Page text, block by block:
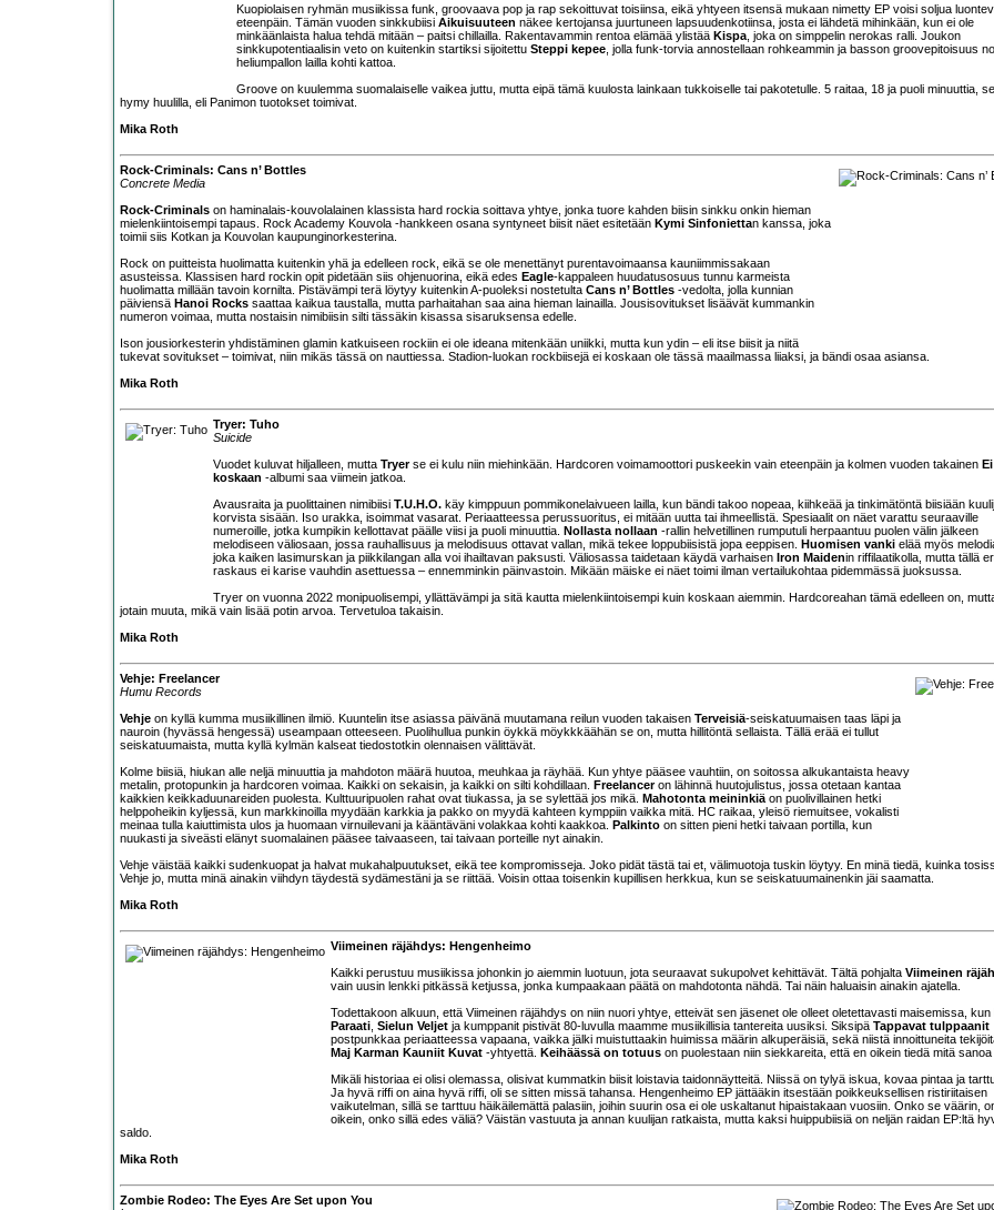
Kuopiolaisen ryhmän musiikissa funk, groovaava pop ja rap sekoittuvat toisiinsa, eikä yhtyeen itsensä mukaan nimetty EP voisi soljua
eteenpäin. Tämän vuoden sinkkubiisi Aikuisuuteen näkee kertojansa juurtuneen lapsuudenkotiinsa, josta ei lähdetä mihinkään, kun ei ole
minkäänlaista halua tehdä mitään – paitsi chillailla. Rakentavammin rentoa elämää ylistää Kispa , joka on simppelin nerokas ralli. Joukon
sinkkupotentiaalisin veto on kuitenkin startiksi sijoitettu Steppi kepee , jolla funk-torvia annostellaan rohkeammin ja basson groovepitoisuus
heliumpallon lailla kohti kattoa.
Groove on kuulemma suomalaiselle vaikea juttu, mutta eipä tämä kuulosta lainkaan tukkoiselle tai pakotetulle. 5 raitaa, 18 ja puoli minuuttia,
hymy huulilla, eli Panimon tuotokset toimivat.
Mika Roth
Rock-Criminals: Cans n’ Bottles
Concrete Media
Rock-Criminals on haminalais-kouvolalainen klassista hard rockia soittava yhtye, jonka tuore kahden biisin sinkku onkin hieman
mielenkiintoisempi tapaus. Rock Academy Kouvola -hankkeen osana syntyneet biisit näet esitetään Kymi Sinfoniettan kanssa, joka
toimii siis Kotkan ja Kouvolan kaupunginorkesterina.
Rock on puitteista huolimatta kuitenkin yhä ja edelleen rock, eikä se ole menettänyt purentavoimaansa kauniimmissakaan
asusteissa. Klassisen hard rockin opit pidetään siis ohjenuorina, eikä edes Eagle-kappaleen huudatusosuus tunnu karmeista
huolimatta millään tavoin kornilta. Pistävämpi terä löytyy kuitenkin A-puoleksi nostetulta Cans n’ Bottles -vedolta, jolla kunnian
päiviensä Hanoi Rocks saattaa kaikua taustalla, mutta parhaitahan saa aina hieman lainailla. Jousisovitukset lisäävät kummankin
numeron voimaa, mutta nostaisin nimibiisin silti tässäkin kisassa sisaruksensa edelle.
Ison jousiorkesterin yhdistäminen glamin katkuiseen rockiin ei ole ideana mitenkään uniikki, mutta kun ydin – eli itse biisit ja niitä
tukevat sovitukset – toimivat, niin mikäs tässä on nauttiessa. Stadion-luokan rockbiisejä ei koskaan ole tässä maailmassa liiaksi, ja bändi osaa asiansa.
Mika Roth
Tryer: Tuho
Suicide
Vuodet kuluvat hiljalleen, mutta Tryerse ei kulu niin miehinkään. Hardcoren voimamoottori puskeekin vain eteenpäin ja kolmen vuoden takainen
koskaan -albumi saa viimein jatkoa.
Avausraita ja puolittainen nimibiisi T.U.H.O. käy kimppuun pommikonelaivueen lailla, kun bändi takoo nopeaa, kiihkeää ja tinkimätöntä biisiään
korvista sisään. Iso urakka, isoimmat vasarat. Periaatteessa perussuoritus, ei mitään uutta tai ihmeellistä. Spesiaalit on näet varattu seuraaville
numeroille, jotka kumpikin kellottavat päälle viisi ja puoli minuuttia. Nollasta nollaan -rallin helvetillinen rumputuli herpaantuu puolen välin jälkeen
melodiseen väliosaan, jossa rauhallisuus ja melodisuus ottavat vallan, mikä tekee loppubiisistä jopa eeppisen. Huomisen vanki elää myös
joka kaiken lasimurskan ja piikkilangan alla voi ihailtavan paksusti. Väliosassa taidetaan käydä varhaisen Iron Maidenin riffilaatikolla, mutta tällä
raskaus ei karise vauhdin asettuessa – ennemminkin päinvastoin. Mikään mäiske ei näet toimi ilman vertailukohtaa pidemmässä juoksussa.
Tryer on vuonna 2022 monipuolisempi, yllättävämpi ja sitä kautta mielenkiintoisempi kuin koskaan aiemmin. Hardcoreahan tämä edelleen on,
jotain muuta, mikä vain lisää potin arvoa. Tervetuloa takaisin.
Mika Roth
Vehje: Freelancer
Humu Records
Vehje on kyllä kumma musiikillinen ilmiö. Kuuntelin itse asiassa päivänä muutamana reilun vuoden takaisen Terveisiä-seiskatuumaisen taas läpi ja
nauroin (hyvässä hengessä) useampaan otteeseen. Puolihullua punkin öykkä möykkkäähän se on, mutta hillitöntä sellaista. Tällä erää ei tullut
seiskatuumaista, mutta kyllä kylmän kalseat tiedostotkin olennaisen välittävät.
Kolme biisiä, hiukan alle neljä minuuttia ja mahdoton määrä huutoa, meuhkaa ja räyhää. Kun yhtye pääsee vauhtiin, on soitossa alkukantaista heavy
metalin, protopunkin ja hardcoren voimaa. Kaikki on sekaisin, ja kaikki on silti kohdillaan. Freelanceron lähinnä huutojulistus, jossa otetaan kantaa
kaikkien keikkaduunareiden puolesta. Kulttuuripuolen rahat ovat tiukassa, ja se sylettää jos mikä. Mahotonta meininkiä on puolivillainen hetki
helppoheikin kyljessä, kun markkinoilla myydään karkkia ja pakko on myydä kahteen kymppiin vaikka mitä. HC raikaa, yleisö riemuitsee, vokalisti
meinaa tulla kaiuttimista ulos ja huomaan virnuilevani ja kääntäväni volakkaa kohti kaakkoa. Palkinto on sitten pieni hetki taivaan portilla, kun
nuukasti ja siveästi elänyt suomalainen pääsee taivaaseen, tai taivaan porteille nyt ainakin.
Vehje väistää kaikki sudenkuopat ja halvat mukahalpuutukset, eikä tee kompromisseja. Joko pidät tästä tai et, välimuotoja tuskin löytyy. En minä tiedä, kuinka
Vehje jo, mutta minä ainakin viihdyn täydestä sydämestäni ja se riittää. Voisin ottaa toisenkin kupillisen herkkua, kun se seiskatuumainenkin jäi saamatta.
Mika Roth
Viimeinen räjähdys: Hengenheimo
Kaikki perustuu musiikissa johonkin jo aiemmin luotuun, jota seuraavat sukupolvet kehittävät. Tältä pohjalta Viimeinen
vain uusin lenkki pitkässä ketjussa, jonka kumpaakaan päätä on mahdotonta nähdä. Tai näin haluaisin ainakin ajatella.
Todettakoon alkuun, että Viimeinen räjähdys on niin nuori yhtye, etteivät sen jäsenet ole olleet oletettavasti maisemissa, kun
Paraati Sielun Veljet ja kumppanit pistivät 80-luvulla maamme musiikillisia tantereita uusiksi. Siksipä Tappavat tulppaanit
postpunkkaa periaatteessa vapaana, vaikka jälki muistuttaakin huimissa määrin alkuperäisiä, sekä niistä innoittuneita
Maj Karman Kauniit Kuvat -yhtyettä. Keihäässä on totuus on puolestaan niin siekkareita, että en oikein tiedä mitä sanoa
Mikäli historiaa ei olisi olemassa, olisivat kummatkin biisit loistavia taidonnäytteitä. Niissä on tylyä iskua, kovaa pintaa ja
Ja hyvä riffi on aina hyvä riffi, oli se sitten missä tahansa. Hengenheimo EP jättääkin itsestään poikkeuksellisen ristiriitaisen
vaikutelman, sillä se tarttuu häikäilemättä palasiin, joihin suurin osa ei ole uskaltanut hipaistakaan vuosiin. Onko se väärin,
oikein, onko sillä edes väliä? Väistän vastuuta ja annan kuulijan ratkaista, mutta kaksi huippubiisiä on neljän raidan EP:ltä
saldo.
Mika Roth
Zombie Rodeo: The Eyes Are Set upon You